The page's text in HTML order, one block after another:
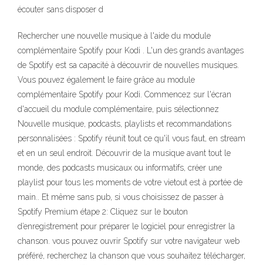
écouter sans disposer d
Rechercher une nouvelle musique à l'aide du module
complémentaire Spotify pour Kodi . L'un des grands avantages
de Spotify est sa capacité à découvrir de nouvelles musiques.
Vous pouvez également le faire grâce au module
complémentaire Spotify pour Kodi. Commencez sur l'écran
d'accueil du module complémentaire, puis sélectionnez
Nouvelle musique, podcasts, playlists et recommandations
personnalisées : Spotify réunit tout ce qu'il vous faut, en stream
et en un seul endroit. Découvrir de la musique avant tout le
monde, des podcasts musicaux ou informatifs, créer une
playlist pour tous les moments de votre vietout est à portée de
main.. Et même sans pub, si vous choisissez de passer à
Spotify Premium étape 2: Cliquez sur le bouton
d’enregistrement pour préparer le logiciel pour enregistrer la
chanson. vous pouvez ouvrir Spotify sur votre navigateur web
préféré, recherchez la chanson que vous souhaitez télécharger,